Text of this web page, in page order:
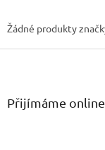
Žádné produkty
Z
Přijímáme